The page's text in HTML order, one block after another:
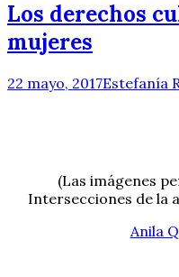
Los derechos
mujeres
22 mayo, 2017Estefanía
(Las imágenes
Intersecciones de la
Anila